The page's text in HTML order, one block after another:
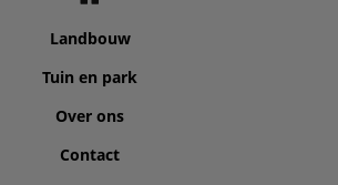
Landbouw
Tuin en park
Over ons
Contact